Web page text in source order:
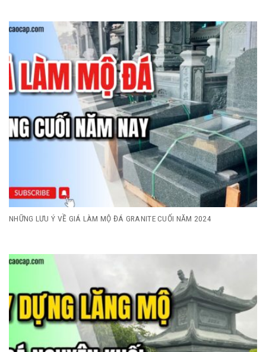
NHỮNG LƯU Ý VỀ GIÁ LÀM MỘ ĐÁ GRANITE CUỐI NĂM 2024